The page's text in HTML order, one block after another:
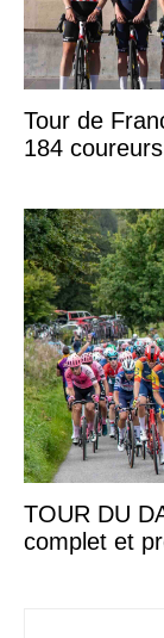
Tour de
184
TOUR DU
complet et